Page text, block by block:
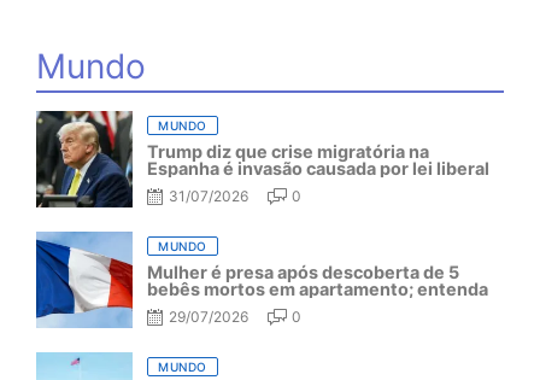
Mundo
MUNDO
Trump diz que crise migratória na
Espanha é invasão causada por lei liberal
31/07/2026 0
MUNDO
Mulher é presa após descoberta de 5
bebês mortos em apartamento; entenda
29/07/2026 0
MUNDO